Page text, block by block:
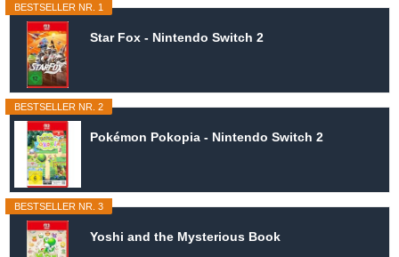
BESTSELLER NR. 1
Star Fox - Nintendo Switch 2
BESTSELLER NR. 2
Pokémon Pokopia - Nintendo Switch 2
BESTSELLER NR. 3
Yoshi and the Mysterious Book